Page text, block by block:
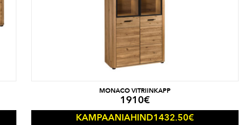
MONACO VITRIINKAPP
1910€
KAMPAANIAHIND1432.50€